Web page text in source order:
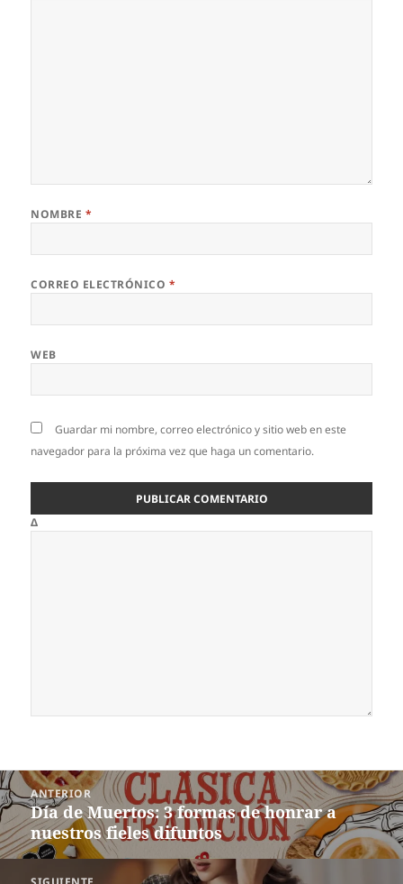
NOMBRE *
CORREO ELECTRÓNICO *
WEB
Guardar mi nombre, correo electrónico y sitio web en este
navegador para la próxima vez que haga un comentario.
Δ
Navegación
de
entradas
ANTERIOR
Entrada
anterior:
Día de Muertos: 3 formas de honrar a
nuestros fieles difuntos